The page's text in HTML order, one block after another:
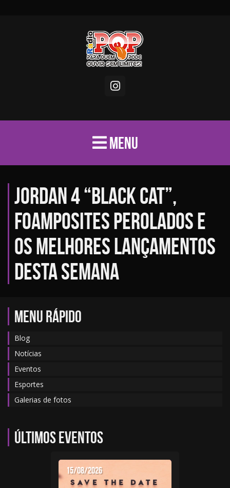
MENU
Jordan 4 “Black Cat”,
Foamposites perolados e
os melhores lançamentos
desta semana
MENU RÁPIDO
Blog
Notícias
Eventos
Esportes
Galerias de fotos
Últimos eventos
15/08/2026